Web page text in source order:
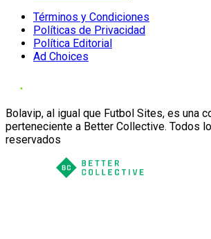
Términos y Condiciones
Políticas de Privacidad
Política Editorial
Ad Choices
Bolavip, al igual que Futbol Sites, es una
perteneciente a Better Collective. Todos
reservados